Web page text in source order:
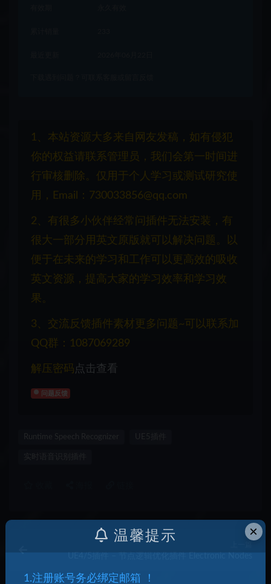
1、本站资源大多来自网友发稿，如有侵犯
你的权益请联系管理员，我们会第一时间进
行审核删除。仅用于个人学习或测试研究使
用，Email：730033856@qq.com
2、有很多小伙伴经常问插件无法安装，有
很大一部分用英文原版就可以解决问题。以
便于在未来的学习和工作可以更高效的吸收
英文资源，提高大家的学习效率和学习效
果。
3、交流反馈插件素材更多问题~可以联系加
QQ群：1087069289
解压密码 点击查看
问题反馈
Runtime Speech Recognizer
实时语音识别插件
×
温馨提示
1.注册账号务必绑定邮箱 ！